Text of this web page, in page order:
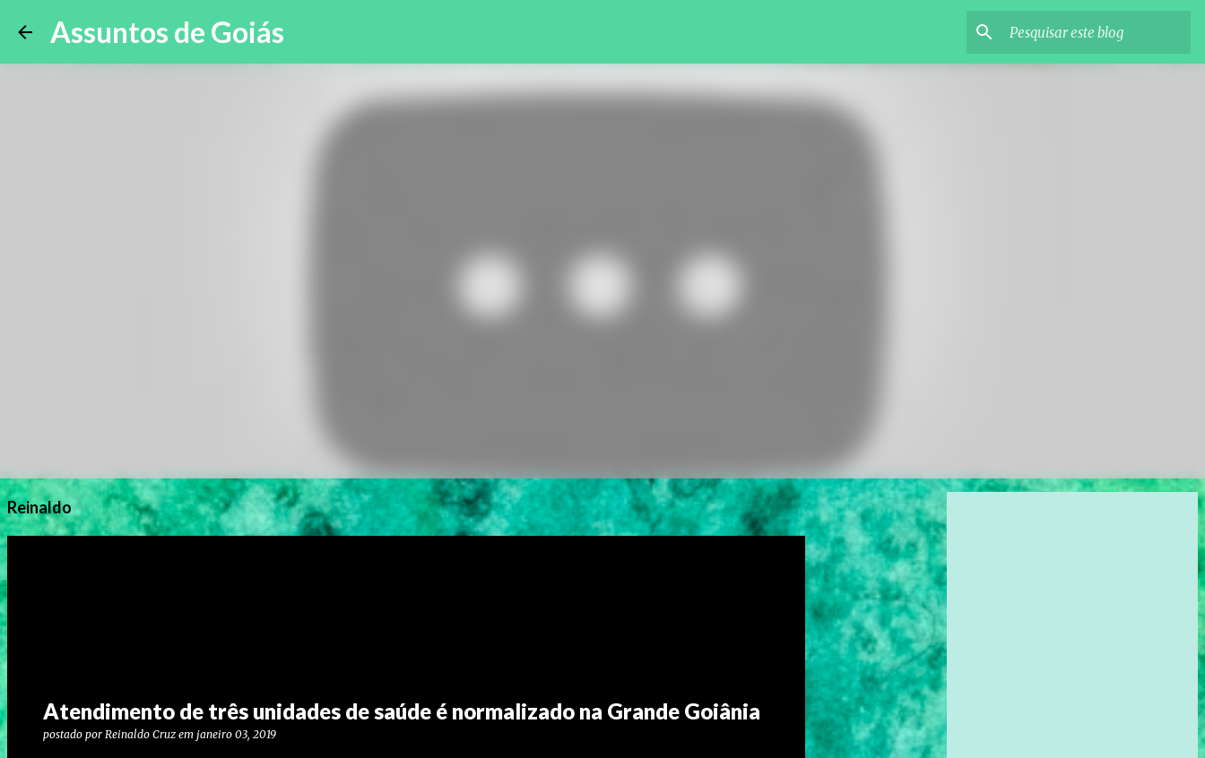
Assuntos de Goiás
Reinaldo
Atendimento de três unidades de saúde é normalizado na Grande Goiânia
postado por Reinaldo Cruz em janeiro 03, 2019